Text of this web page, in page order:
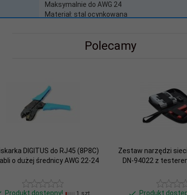
Maksymalnie do AWG 24
Materiał: stal ocynkowana
Nie
Polecamy
DIGITUS do RJ45 (8P8C)
o dużej średnicy AWG 22-24
Produkt dostępny!
Zestaw narzędzi
DN-94022 z
Produkt